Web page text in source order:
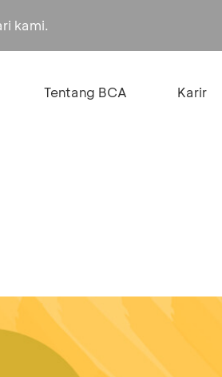
kami.
Tentang BCA Karir